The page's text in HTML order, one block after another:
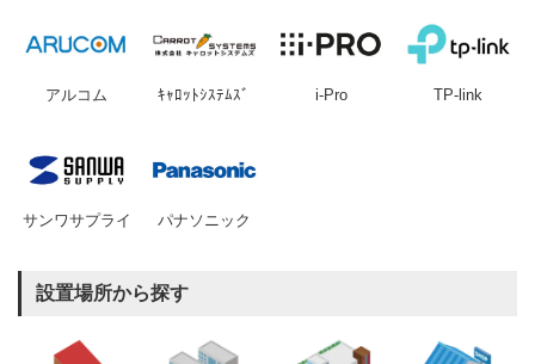
アルコム ｷｬﾛｯﾄｼｽﾃﾑｽﾞ i-Pro TP-link
サンワサプライ パナソニック
設置場所から探す